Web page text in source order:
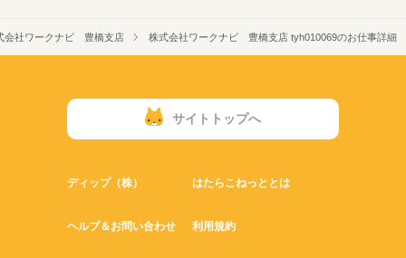
会社ワークナビ 豊橋支店 株式会社ワークナビ 豊橋支店 tyh010069のお仕事詳細
サイトトップへ
ディップ（株） はたらこねっととは
ヘルプ＆お問い合わせ 利用規約